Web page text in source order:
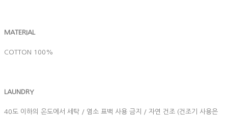
MATERIAL
COTTON 100%
LAUNDRY
40도 이하의 온도에서 세탁 / 염소 표백 사용 금지 / 자연 건조 (건조기 사용은